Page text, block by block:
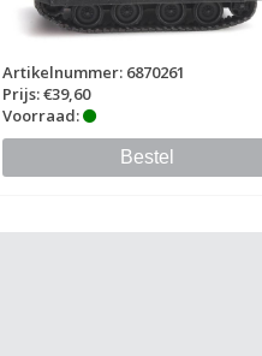
Artikelnummer: 6870261
Prijs: €39,60
Voorraad:
Bestel